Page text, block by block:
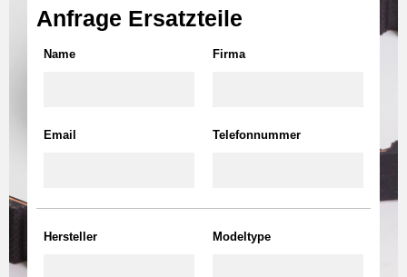
Anfrage Ersatzteile
Name Firma
Email Telefonnummer
Hersteller Modeltype